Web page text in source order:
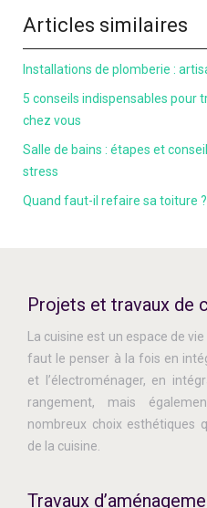
Articles similaires
Installations de plomberie :
5 conseils indispensables pour
chez vous
Salle de bains : étapes et
stress
Quand faut-il refaire sa toiture
Projets et travaux de
La cuisine est un espace de
faut le penser à la fois en
et l’électroménager, en
rangement, mais
nombreux choix esthétiques
de la cuisine.
Travaux